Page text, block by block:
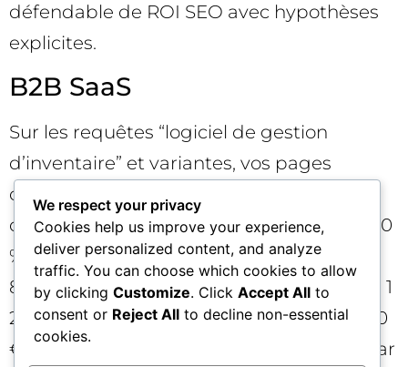
défendable de ROI SEO avec hypothèses
explicites.
B2B SaaS
Sur les requêtes “logiciel de gestion
d’inventaire” et variantes, vos pages
comparatives BOFU captent 1 200
clics/mois, 3,5 % de conversion en démo, 30
% de closing, ACV moyen 9 000 €, marge
80 %. Pipeline/marge mensuelle actuelle : 1
200 × 3,5 % × 30 % × 9 000 × 80 % = 907 200
€ × 0,035 × 0,3 × 0,8 ? Non : calcul étape par
We respect your privacy
Cookies help us improve your experience,
deliver personalized content, and analyze
traffic. You can choose which cookies to allow
by clicking Customize. Click Accept All to
consent or Reject All to decline non-essential
cookies.